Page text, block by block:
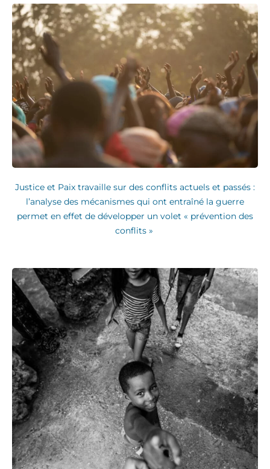
Justice et Paix travaille sur des conflits actuels et passés :
l’analyse des mécanismes qui ont entraîné la guerre
permet en effet de développer un volet « prévention des
conflits »